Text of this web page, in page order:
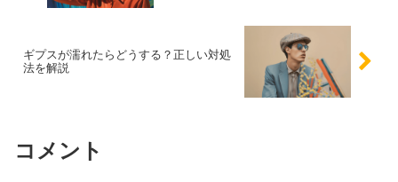
ギプスが濡れたらどうする？正しい対処
法を解説
コメント